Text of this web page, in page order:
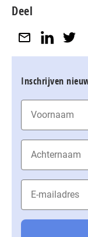
Deel
Inschrijven